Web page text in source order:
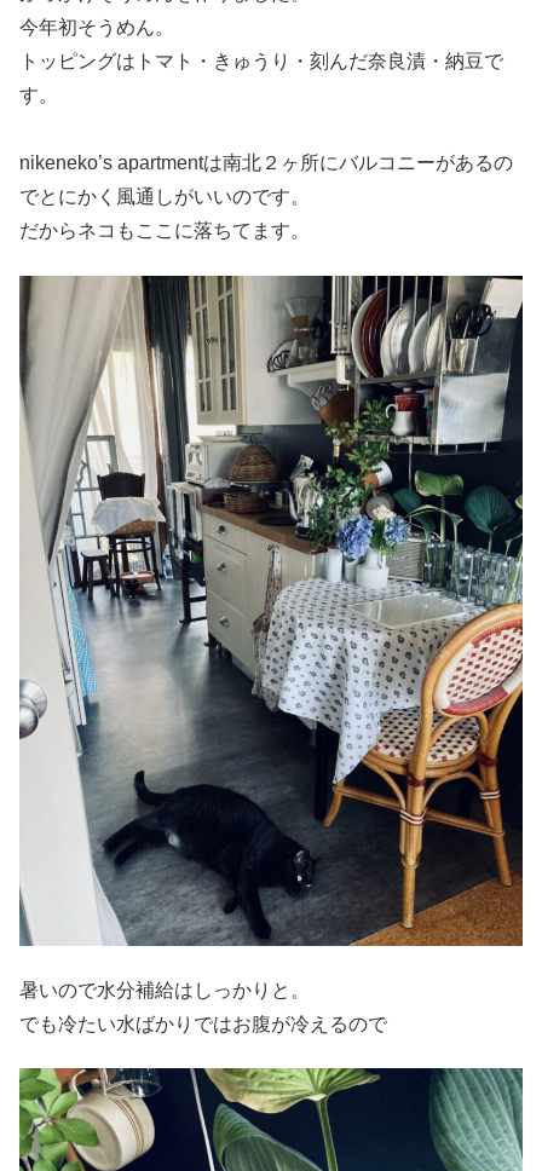
今年初そうめん。
トッピングはトマト・きゅうり・刻んだ奈良漬・納豆で
す。
nikeneko’s apartmentは南北２ヶ所にバルコニーがあるの
でとにかく風通しがいいのです。
だからネコもここに落ちてます。
暑いので水分補給はしっかりと。
でも冷たい水ばかりではお腹が冷えるので